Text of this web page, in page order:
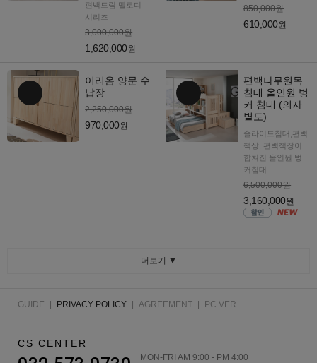
편백드림 멜로디
시리즈
3,000,000원
1,620,000원
850,000원
610,000원
이리옴 양문 수
납장
2,250,000원
970,000원
편백나무원목
침대 올인원 벙
커 침대 (의자
별도)
슬라이드침대,편백
책상, 편백책장이
합쳐진 올인원 벙
커침대
6,500,000원
3,160,000원
더보기 ▼
GUIDE PRIVACY POLICY AGREEMENT PC VER
CS CENTER
MON-FRI AM 9:00 - PM 4:00